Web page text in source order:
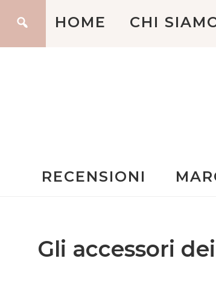
HOME CHI
RECENSIONI
Gli accessori